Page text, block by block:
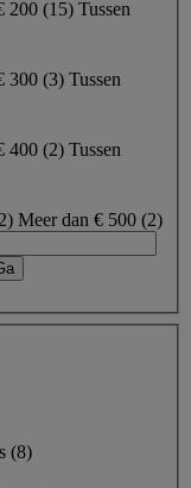
200 (15) Tussen
300 (3) Tussen
400 (2) Tussen
2) Meer dan € 500 (2)
(8)